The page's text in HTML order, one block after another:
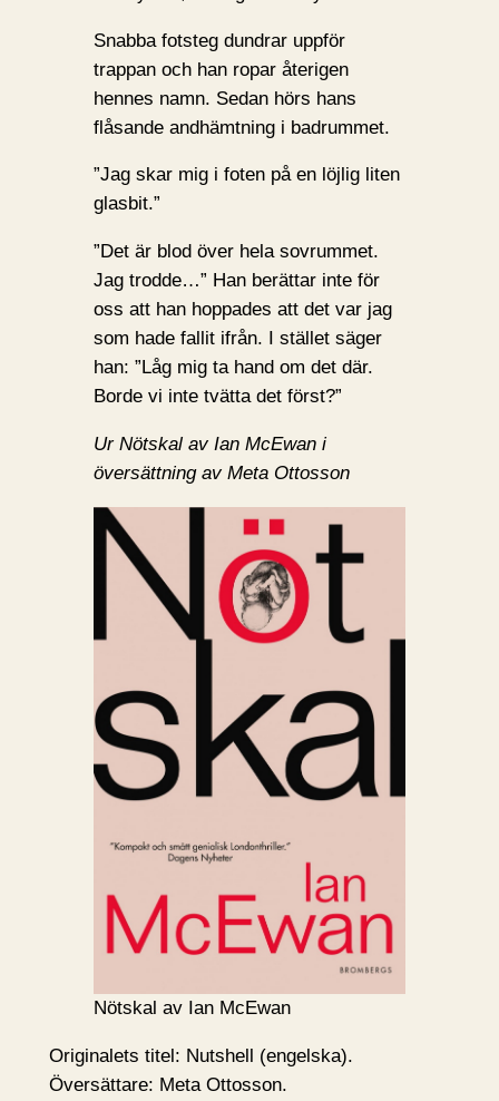
Snabba fotsteg dundrar uppför
trappan och han ropar återigen
hennes namn. Sedan hörs hans
flåsande andhämtning i badrummet.
”Jag skar mig i foten på en löjlig liten
glasbit.”
”Det är blod över hela sovrummet.
Jag trodde…” Han berättar inte för
oss att han hoppades att det var jag
som hade fallit ifrån. I stället säger
han: ”Låg mig ta hand om det där.
Borde vi inte tvätta det först?”
Ur Nötskal av Ian McEwan i
översättning av Meta Ottosson
Nötskal av Ian McEwan
Originalets titel: Nutshell (engelska).
Översättare: Meta Ottosson.